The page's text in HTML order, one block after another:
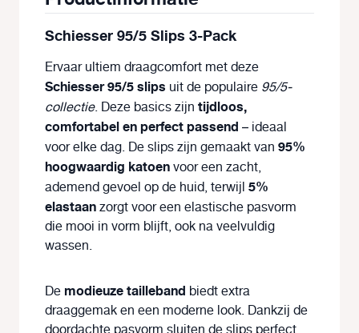
Schiesser 95/5 Slips 3-Pack
Ervaar ultiem draagcomfort met deze
Schiesser 95/5 slips uit de populaire 95/5-
collectie. Deze basics zijn tijdloos,
comfortabel en perfect passend – ideaal
voor elke dag. De slips zijn gemaakt van 95%
hoogwaardig katoenvoor een zacht,
ademend gevoel op de huid, terwijl 5%
elastaanzorgt voor een elastische pasvorm
die mooi in vorm blijft, ook na veelvuldig
wassen.
De modieuze tailleband biedt extra
draaggemak en een moderne look. Dankzij de